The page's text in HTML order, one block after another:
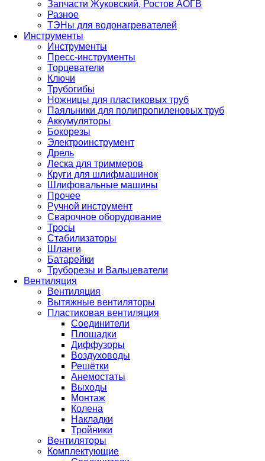
Запчасти Жуковский, Ростов АОГВ
Разное
ТЭНы для водонагревателей
Инструменты
Инструменты
Пресс-инструменты
Торцеватели
Ключи
Трубогибы
Ножницы для пластиковых труб
Паяльники для полипропиленовых труб
Аккумуляторы
Бокорезы
Электроинструмент
Дрель
Леска для триммеров
Круги для шлифмашинок
Шлифовальные машины
Прочее
Ручной инструмент
Сварочное оборудование
Тросы
Стабилизаторы
Шланги
Батарейки
Труборезы и Вальцеватели
Вентиляция
Вентиляция
Вытяжные вентиляторы
Пластиковая вентиляция
Соединители
Площадки
Диффузоры
Воздуховоды
Решётки
Анемостаты
Выходы
Монтаж
Колена
Накладки
Тройники
Вентиляторы
Комплектующие